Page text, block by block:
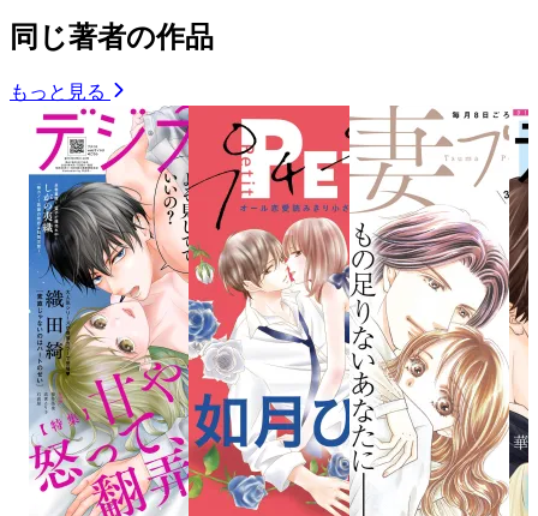
同じ著者の作品
もっと見る